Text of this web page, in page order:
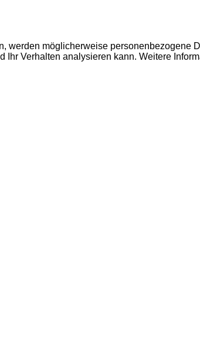
werden möglicherweise personenbezogene
Ihr Verhalten analysieren kann. Weitere